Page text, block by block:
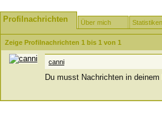
Profilnachrichten Über mich Statistiken
Zeige Profilnachrichten 1 bis 1 von 1
canni
Du musst Nachrichten in